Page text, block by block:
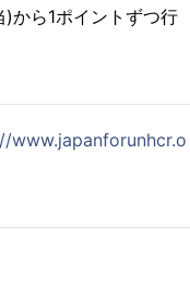
から1ポイントずつ行
www.japanforunhcr.o